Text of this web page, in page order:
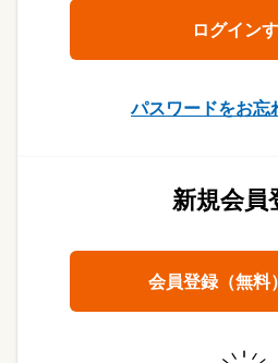
パスワードをお忘
新規会員
会員登録（無料